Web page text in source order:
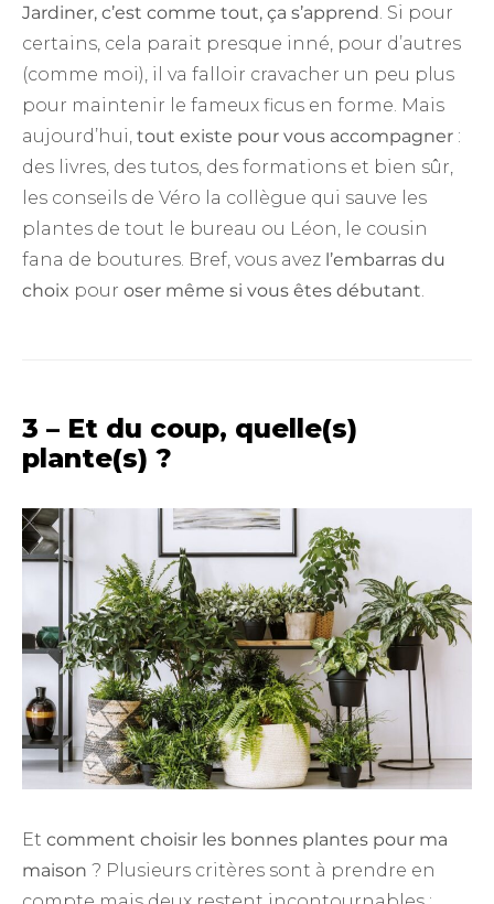
Jardiner, c’est comme tout, ça s’apprend. Si pour
certains, cela parait presque inné, pour d’autres
(comme moi), il va falloir cravacher un peu plus
pour maintenir le fameux ficus en forme. Mais
aujourd’hui, tout existe pour vous accompagner :
des livres, des tutos, des formations et bien sûr,
les conseils de Véro la collègue qui sauve les
plantes de tout le bureau ou Léon, le cousin
fana de boutures. Bref, vous avez l’embarras du
choix pour oser même si vous êtes débutant.
3 – Et du coup, quelle(s)
plante(s) ?
Et comment choisir les bonnes plantes pour ma
maison ? Plusieurs critères sont à prendre en